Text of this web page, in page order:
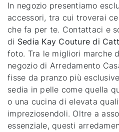
In negozio presentiamo
accessori, tra cui troverai
che fa per te. Contattaci e
di Sedia Kay Couture di
foto. Tra le migliori marche
negozio di Arredamento
fisse da pranzo più
sedia in pelle come quella
o una cucina di elevata
impreziosendoli. Oltre a
essenziale, questi